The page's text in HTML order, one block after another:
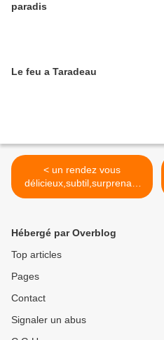
paradis
Le feu a Taradeau
< un rendez vous
délicieux,subtil,surprenant
,évadées poétiques
Hébergé par Overblog
Top articles
Pages
Contact
Signaler un abus